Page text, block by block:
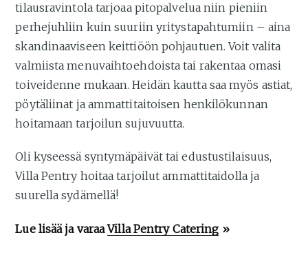
tilausravintola tarjoaa pitopalvelua niin pieniin
perhejuhliin kuin suuriin yritystapahtumiin – aina
skandinaaviseen keittiöön pohjautuen. Voit valita
valmiista menuvaihtoehdoista tai rakentaa omasi
toiveidenne mukaan. Heidän kautta saa myös astiat,
pöytäliinat ja ammattitaitoisen henkilökunnan
hoitamaan tarjoilun sujuvuutta.
Oli kyseessä syntymäpäivät tai edustustilaisuus,
Villa Pentry hoitaa tarjoilut ammattitaidolla ja
suurella sydämellä!
Lue lisää ja varaaVilla Pentry Catering »